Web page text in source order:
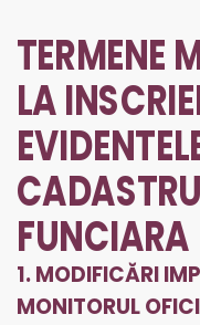
TERMENE
LA
FUNCIARA
1. MODIFICĂRI
MONITORUL